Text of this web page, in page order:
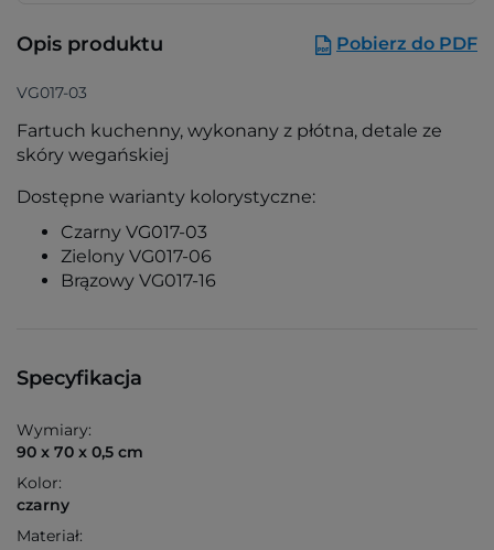
Opis produktu Pobierz do PDF
VG017-03
Fartuch kuchenny, wykonany z płótna, detale ze
skóry wegańskiej
Dostępne warianty kolorystyczne:
Czarny VG017-03
Zielony VG017-06
Brązowy VG017-16
Specyfikacja
Wymiary:
90 x 70 x 0,5 cm
Kolor:
czarny
Materiał: